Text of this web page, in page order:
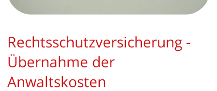
Rechtsschutzversicherung -
Übernahme der
Anwaltskosten